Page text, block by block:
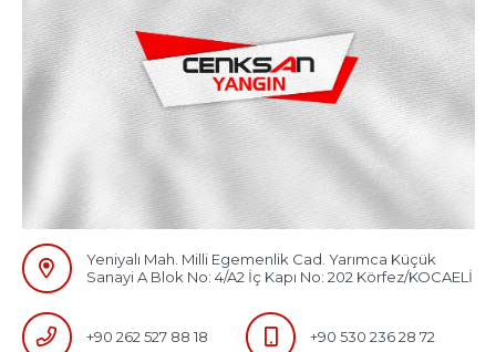
Yeniyalı Mah. Milli Egemenlik Cad. Yarımca Küçük
Sanayi A Blok No: 4/A2 İç Kapı No: 202 Körfez/KOCAELİ
+90 262 527 88 18 +90 530 236 28 72